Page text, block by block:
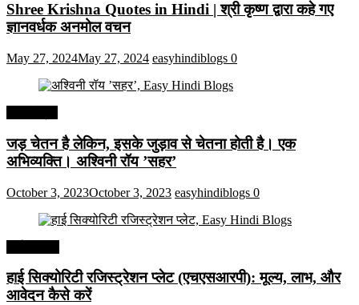
Shree Krishna Quotes in Hindi | श्री कृष्ण द्वारा कहे गए
ज्ञानवर्धक अनमोल वचन
May 27, 2024May 27, 2024 easyhindiblogs 0
जड़ चेतन है लेकिन, इसके जुड़ाव से चेतना होती है। एक
अभिव्यक्ति। अश्विनी रॉय ’सहर’
October 3, 2023October 3, 2023 easyhindiblogs 0
हाई सिक्योरिटी रजिस्ट्रेशन प्लेट (एचएसआरपी): मूल्य, लाभ, और
आवेदन कैसे करें